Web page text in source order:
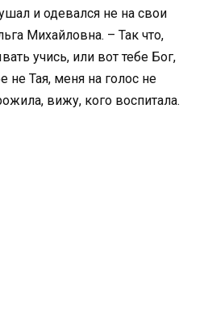
и одевался не на свои
Михайловна. – Так что,
учись, или вот тебе Бог,
не Тая, меня на голос не
вижу, кого воспитала.